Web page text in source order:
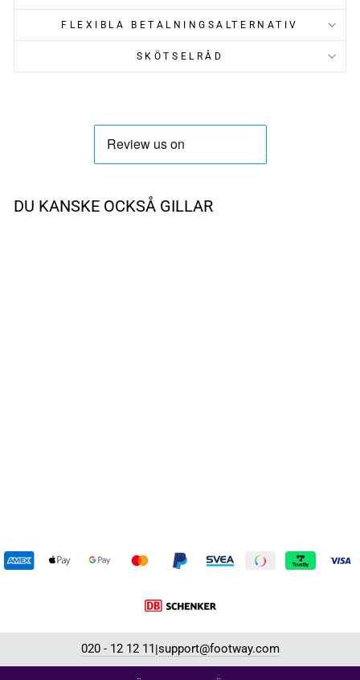
FLEXIBLA BETALNINGSALTERNATIV
SKÖTSELRÅD
DU KANSKE OCKSÅ GILLAR
020 - 12 12 11 |support@footway.com